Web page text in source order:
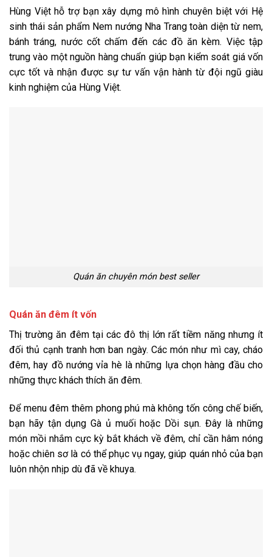
Hùng Việt hỗ trợ bạn xây dựng mô hình chuyên biệt với Hệ
sinh thái sản phẩm Nem nướng Nha Trang toàn diện từ nem,
bánh tráng, nước cốt chấm đến các đồ ăn kèm. Việc tập
trung vào một nguồn hàng chuẩn giúp bạn kiểm soát giá vốn
cực tốt và nhận được sự tư vấn vận hành từ đội ngũ giàu
kinh nghiệm của Hùng Việt.
Quán ăn chuyên món best seller
Quán ăn đêm ít vốn
Thị trường ăn đêm tại các đô thị lớn rất tiềm năng nhưng ít
đối thủ cạnh tranh hơn ban ngày. Các món như mì cay, cháo
đêm, hay đồ nướng vỉa hè là những lựa chọn hàng đầu cho
những thực khách thích ăn đêm.
Để menu đêm thêm phong phú mà không tốn công chế biến,
bạn hãy tận dụng Gà ủ muối hoặc Dồi sụn. Đây là những
món mồi nhắm cực kỳ bắt khách về đêm, chỉ cần hâm nóng
hoặc chiên sơ là có thể phục vụ ngay, giúp quán nhỏ của bạn
luôn nhộn nhịp dù đã về khuya.